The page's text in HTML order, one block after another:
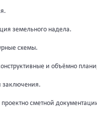
земельного надела.
схемы.
и объёмно
проектно сметной